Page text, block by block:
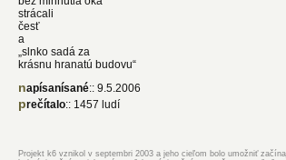
strácali
česť
a
„slnko sadá za
krásnu hranatú budovu“
napísanísané:: 9.5.2006
prečítalo:: 1457 ludí
Projekt k6 vznikol v septembri 2003 a jeho cieľom bolo umožniť